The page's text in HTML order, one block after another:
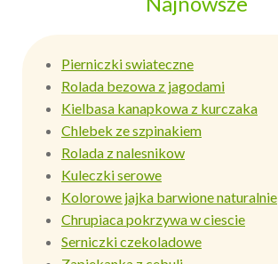
Pierniczki swiateczne
Rolada bezowa z jagodami
Kielbasa kanapkowa z kurczaka
Chlebek ze szpinakiem
Rolada z nalesnikow
Kuleczki serowe
Kolorowe jajka barwione naturalnie
Chrupiaca pokrzywa w ciescie
Serniczki czekoladowe